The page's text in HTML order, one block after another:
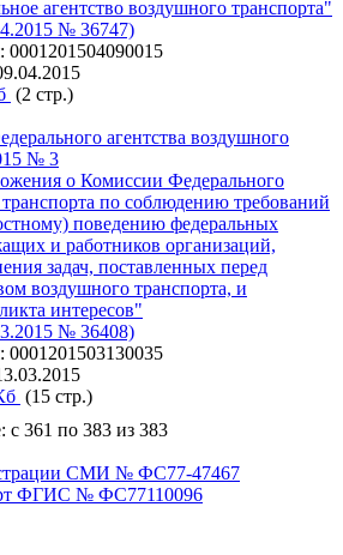
агентство воздушного транспорта"
№ 36747)
0001201504090015
(2 стр.)
агентства воздушного
№ 3
о Комиссии Федерального
по соблюдению требований
поведению федеральных
и работников организаций,
задач, поставленных перед
воздушного транспорта, и
интересов"
№ 36408)
0001201503130035
(15 стр.)
с 361 по 383 из 383
СМИ № ФС77-47467
ФГИС № ФС77110096